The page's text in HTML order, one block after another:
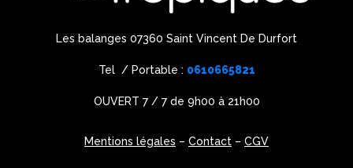
Les balanges 07360 Saint Vincent De Durfort
Tel / Portable : 0610665821
OUVERT 7 / 7 de 9h00 à 21h00
Mentions légales – Contact – CGV